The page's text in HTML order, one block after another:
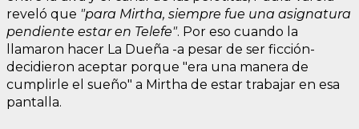
reveló que "para Mirtha, siempre fue una asignatura
pendiente estar en Telefe". Por eso cuando la
llamaron hacer La Dueña -a pesar de ser ficción-
decidieron aceptar porque "era una manera de
cumplirle el sueño" a Mirtha de estar trabajar en esa
pantalla.